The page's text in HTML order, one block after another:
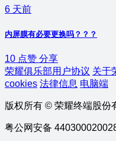
6 天前
内屏膜有必要更换吗？？？
10 点赞 分享
荣耀俱乐部用户协议 关于
cookies 法律信息 电脑端
版权所有 © 荣耀终端股份
粤公网安备